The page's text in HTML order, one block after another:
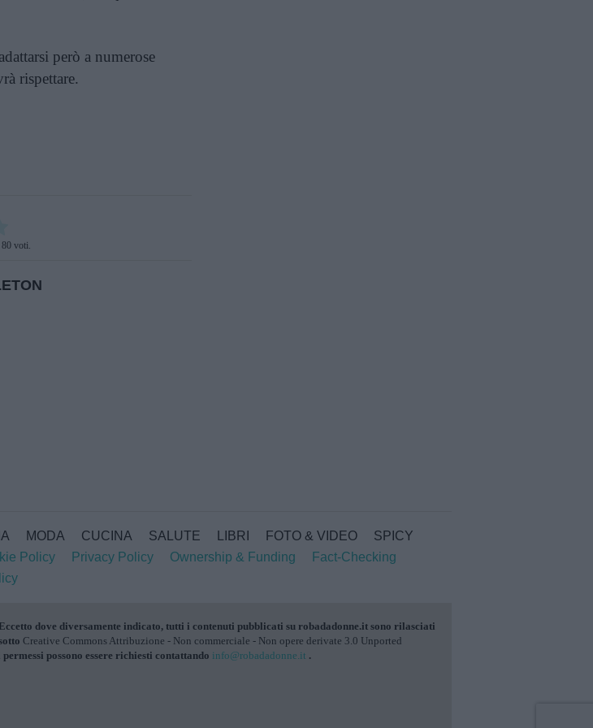
però a numerose
rispettare.
voti.
MODA CUCINA SALUTE LIBRI FOTO & VIDEO
SPICY
Policy Privacy Policy Ownership & Funding
Fact-Checking
Eccetto dove diversamente indicato, tutti i contenuti pubblicati su robadadonne.it sono rilasciati
Creative Commons Attribuzione - Non commerciale - Non opere derivate 3.0 Unported
possono essere richiesti contattando info@robadadonne.it .